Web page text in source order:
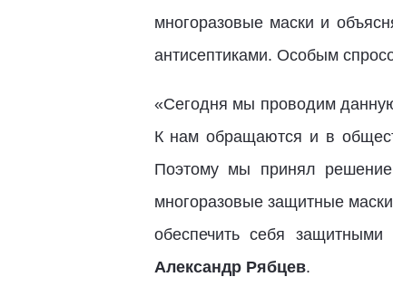
многоразовые маски и
антисептиками. Особым
«Сегодня мы проводим
К нам обращаются и в
Поэтому мы принял решение
многоразовые защитные
обеспечить себя защитными
Александр Рябцев.